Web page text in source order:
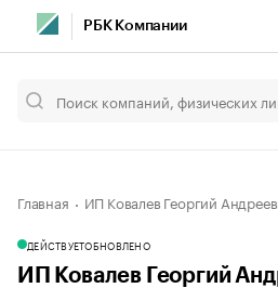
РБК Компании
Главная ИП Ковалев Георгий
ДЕЙСТВУЕТОБНОВЛЕНО
ИП Ковалев Георгий